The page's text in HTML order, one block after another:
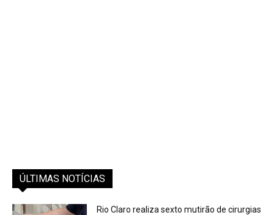
ÚLTIMAS NOTÍCIAS
Rio Claro realiza sexto mutirão de cirurgias